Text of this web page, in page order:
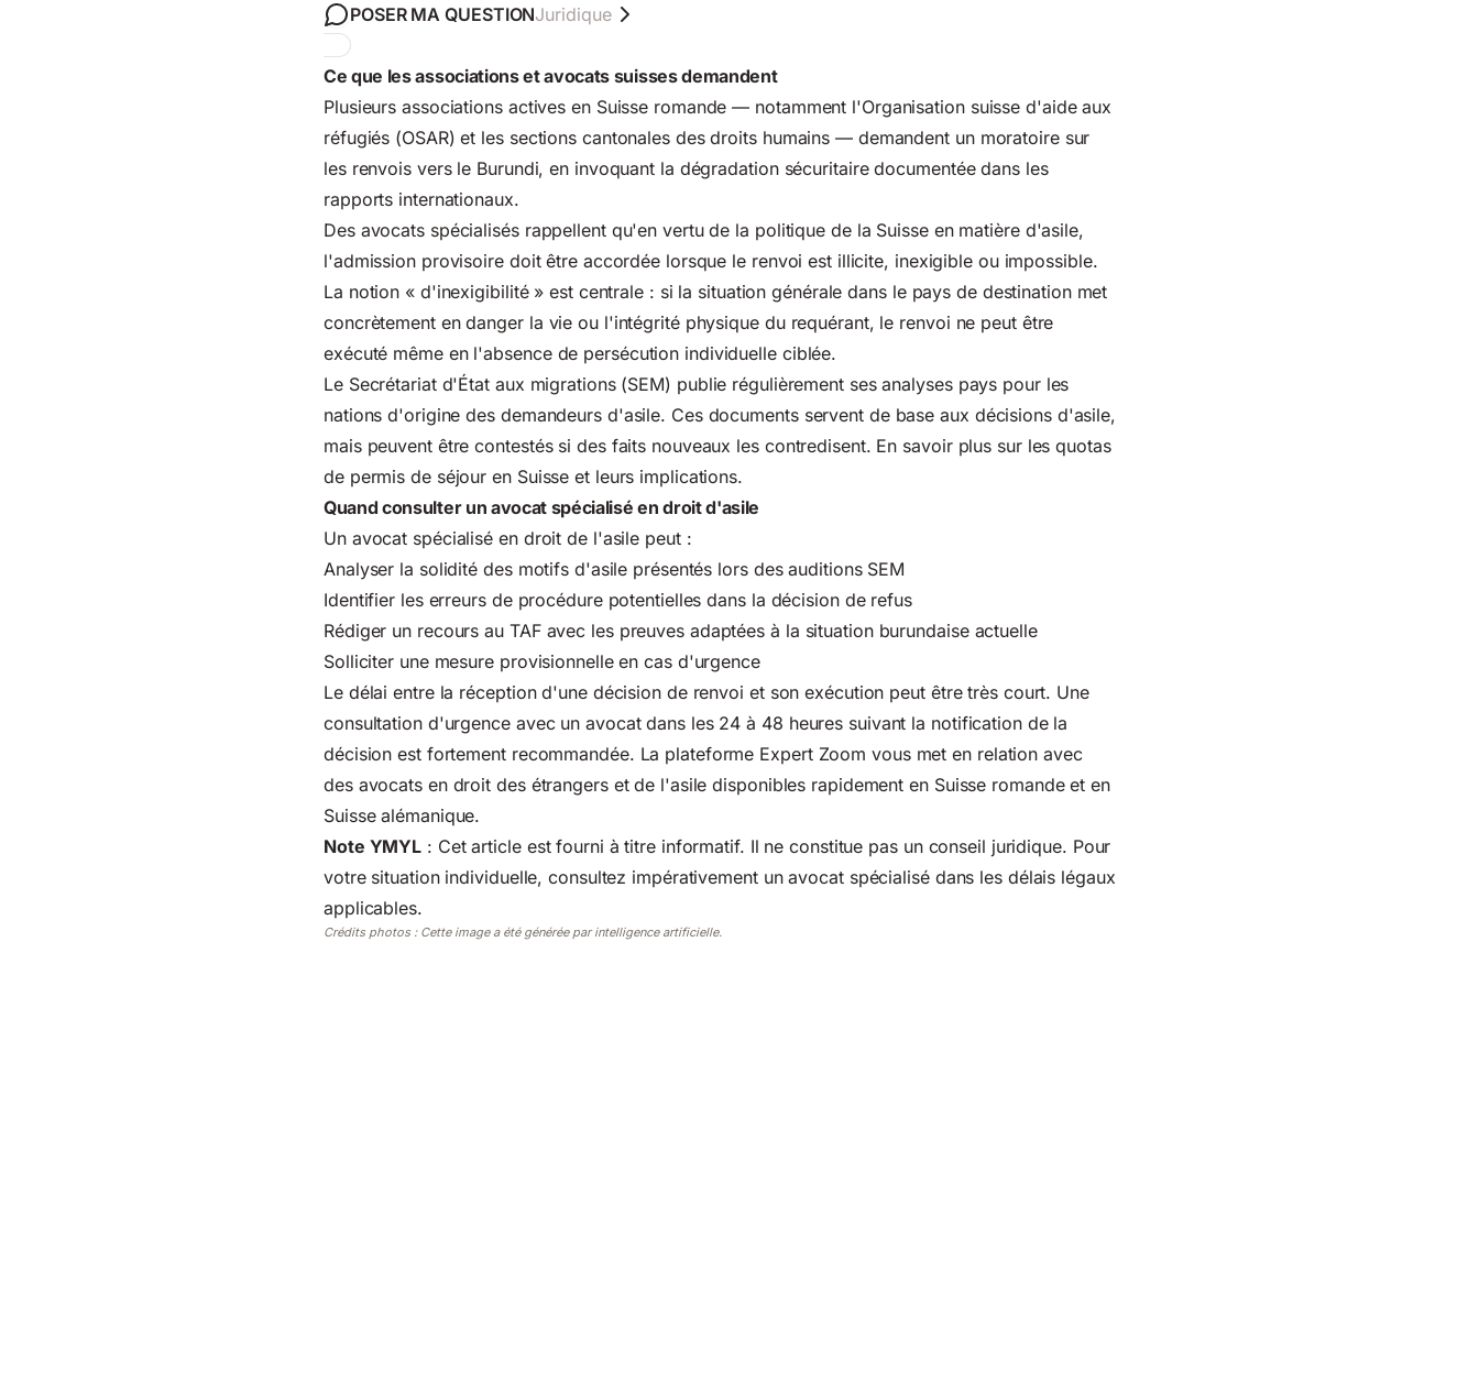
POSER MA QUESTIONJuridique
Ce que les associations et avocats suisses demandent
Plusieurs associations actives en Suisse romande — notamment l'Organisation suisse d'aide aux
réfugiés (OSAR) et les sections cantonales des droits humains — demandent un moratoire sur
les renvois vers le Burundi, en invoquant la dégradation sécuritaire documentée dans les
rapports internationaux.
Des avocats spécialisés rappellent qu'en vertu de la politique de la Suisse en matière d'asile,
l'admission provisoire doit être accordée lorsque le renvoi est illicite, inexigible ou impossible.
La notion « d'inexigibilité » est centrale : si la situation générale dans le pays de destination met
concrètement en danger la vie ou l'intégrité physique du requérant, le renvoi ne peut être
exécuté même en l'absence de persécution individuelle ciblée.
Le Secrétariat d'État aux migrations (SEM) publie régulièrement ses analyses pays pour les
nations d'origine des demandeurs d'asile. Ces documents servent de base aux décisions d'asile,
mais peuvent être contestés si des faits nouveaux les contredisent. En savoir plus sur les quotas
de permis de séjour en Suisse et leurs implications.
Quand consulter un avocat spécialisé en droit d'asile
Un avocat spécialisé en droit de l'asile peut :
Analyser la solidité des motifs d'asile présentés lors des auditions SEM
Identifier les erreurs de procédure potentielles dans la décision de refus
Rédiger un recours au TAF avec les preuves adaptées à la situation burundaise actuelle
Solliciter une mesure provisionnelle en cas d'urgence
Le délai entre la réception d'une décision de renvoi et son exécution peut être très court. Une
consultation d'urgence avec un avocat dans les 24 à 48 heures suivant la notification de la
décision est fortement recommandée. La plateforme Expert Zoom vous met en relation avec
des avocats en droit des étrangers et de l'asile disponibles rapidement en Suisse romande et en
Suisse alémanique.
Note YMYL : Cet article est fourni à titre informatif. Il ne constitue pas un conseil juridique. Pour
votre situation individuelle, consultez impérativement un avocat spécialisé dans les délais légaux
applicables.
Crédits photos : Cette image a été générée par intelligence artificielle.